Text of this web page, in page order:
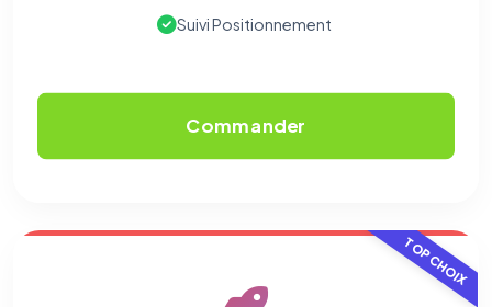
Suivi Positionnement
Commander
TOP CHOIX